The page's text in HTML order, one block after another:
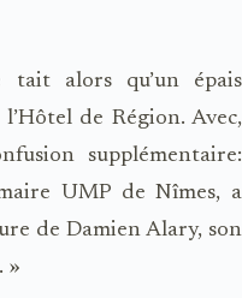
tait alors qu’un épais
de Région. Avec,
supplémentaire:
UMP de Nîmes, a
de Damien Alary, son
»